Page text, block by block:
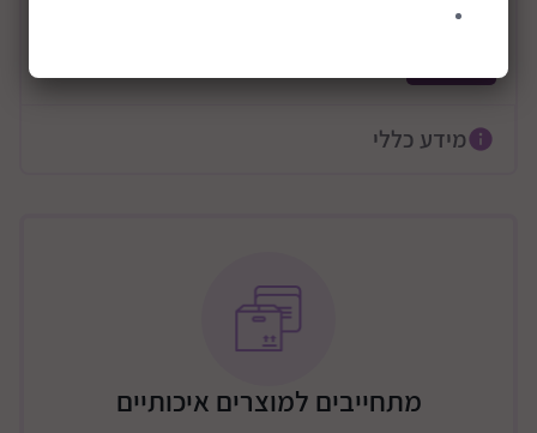
מצב אופני איזון היוצר ביטחון והכנה למעבר לאופניים
אופני איזון – הכנה למעבר לאופניים של גדולים
מידע כללי
מתחייבים למוצרים איכותיים